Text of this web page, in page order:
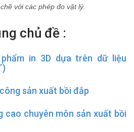
với các phép đo vật lý.
chủ đề :
in 3D dựa trên dữ liệu
sản xuất bồi đắp
cao chuyên môn sản xuất bồi